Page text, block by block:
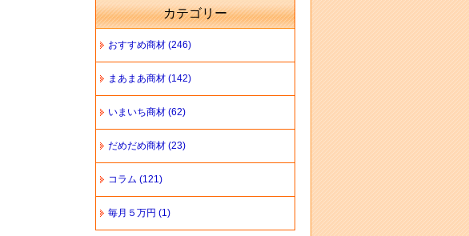
カテゴリー
おすすめ商材 (246)
まあまあ商材 (142)
いまいち商材 (62)
だめだめ商材 (23)
コラム (121)
毎月５万円 (1)